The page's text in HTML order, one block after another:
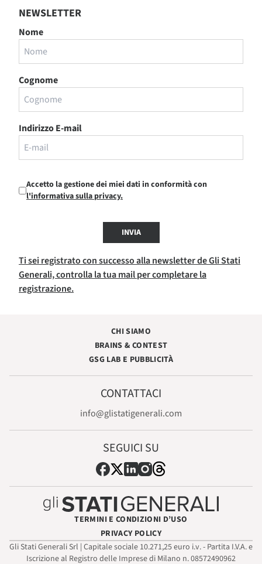
NEWSLETTER
Nome
Cognome
Indirizzo E-mail
Accetto la gestione dei miei dati in conformità con
l'informativa sulla privacy.
INVIA
Ti sei registrato con successo alla newsletter de Gli Stati
Generali, controlla la tua mail per completare la
registrazione.
CHI SIAMO
BRAINS & CONTEST
GSG LAB E PUBBLICITÀ
CONTATTACI
info@glistatigenerali.com
SEGUICI SU
TERMINI E CONDIZIONI D’USO
PRIVACY POLICY
Gli Stati Generali Srl | Capitale sociale 10.271,25 euro i.v. - Partita I.V.A. e
Iscrizione al Registro delle Imprese di Milano n. 08572490962